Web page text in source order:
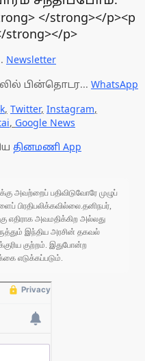
</strong></p><p
strong></p>
Newsletter
பின்தொடர... WhatsApp
, Twitter, Instagram,
, Google News
தினமணி App
அவற்றைப் பதிவிடுவோரே முழுப்
பிரதிபலிக்கவில்லை.தனிநபர்,
எதிராக அவமதிக்கிற அல்லது
இந்திய அரசின் தகவல்
குற்றம். இதுபோன்ற
எடுக்கப்படும்.